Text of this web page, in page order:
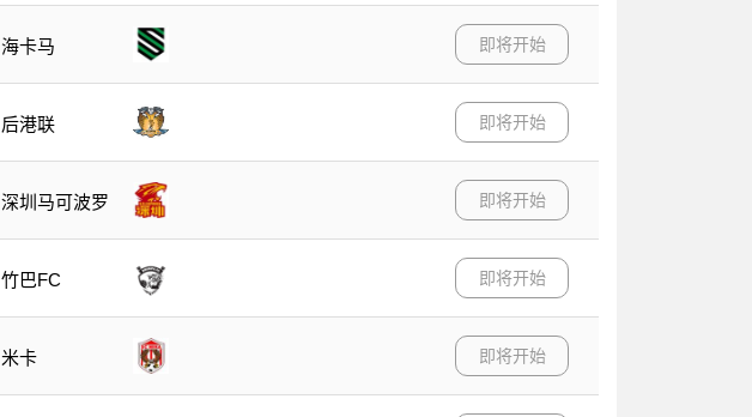
海卡马 即将开始
后港联 即将开始
深圳马可波罗 即将开始
竹巴FC 即将开始
米卡 即将开始